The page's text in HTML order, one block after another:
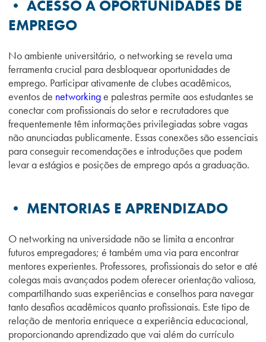
• ACESSO A OPORTUNIDADES DE
EMPREGO
No ambiente universitário, o networking se revela uma
ferramenta crucial para desbloquear oportunidades de
emprego. Participar ativamente de clubes acadêmicos,
eventos de networkinge palestras permite aos estudantes se
conectar com profissionais do setor e recrutadores que
frequentemente têm informações privilegiadas sobre vagas
não anunciadas publicamente. Essas conexões são essenciais
para conseguir recomendações e introduções que podem
levar a estágios e posições de emprego após a graduação.
• MENTORIAS E APRENDIZADO
O networking na universidade não se limita a encontrar
futuros empregadores; é também uma via para encontrar
mentores experientes. Professores, profissionais do setor e até
colegas mais avançados podem oferecer orientação valiosa,
compartilhando suas experiências e conselhos para navegar
tanto desafios acadêmicos quanto profissionais. Este tipo de
relação de mentoria enriquece a experiência educacional,
proporcionando aprendizado que vai além do currículo